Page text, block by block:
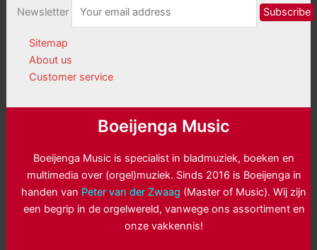
Newsletter
Sitemap
About us
Customer service
Boeijenga Music
Boeijenga Music is specialist in bladmuziek, boeken en
multimedia over (orgel)muziek. Sinds 2016 is Boeijenga in
handen van Peter van der Zwaag (Master of Music). Wij zijn
een begrip in de orgelwereld, vanwege ons assortiment en
onze vakkennis!